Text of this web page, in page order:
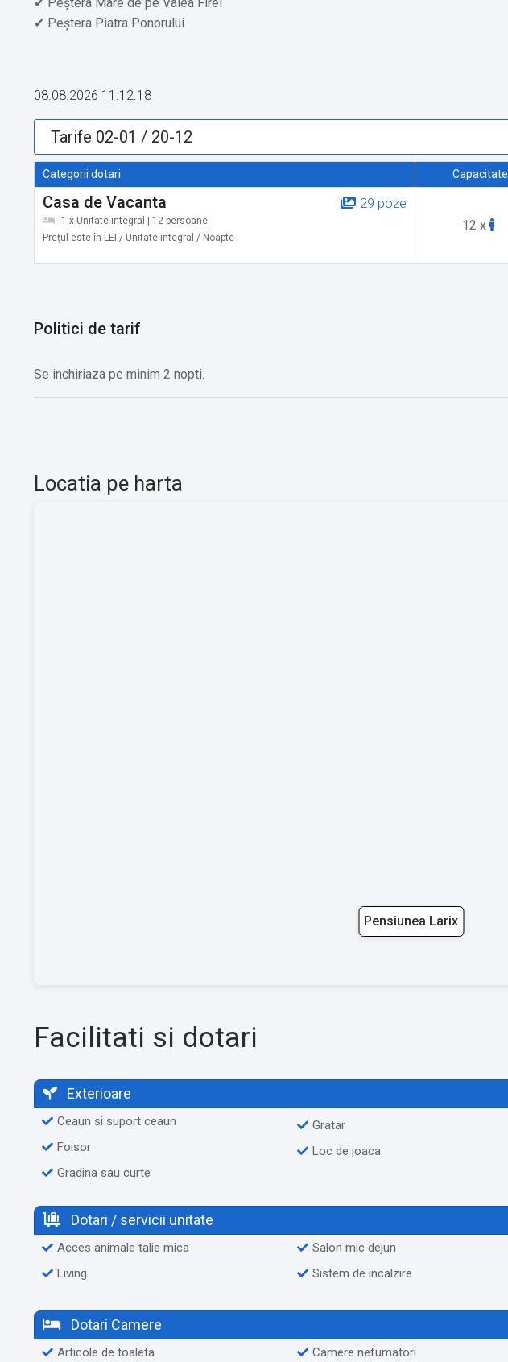
✔ Peștera Piatra Ponorului
✔ Gospodărie cu animale
✔ Pomi fructiferi
✔ Râu prin curte
08.08.2026 11:12:18
Categorii dotari Capacitate
29 poze
Casa de Vacanta
1 x Unitate integral | 12 persoane
Prețul este în LEI / Unitate integral / Noapte
12 x
Politici de tarif
Se inchiriaza pe minim 2 nopti.
Locatia pe harta
Pensiunea Larix
Facilitati si dotari
Exterioare
Ceaun si suport ceaun
Foisor
Gradina sau curte
Gratar
Loc de joaca
Dotari / servicii unitate
Acces animale talie mica
Living
Salon mic dejun
Sistem de incalzire
Dotari Camere
Articole de toaleta Camere nefumatori